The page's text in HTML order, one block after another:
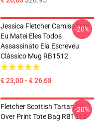
Jessica Fletcher Camisa Que
Eu Matei Eles Todos
Assassinato Ela Escreveu
Clássico Mug RB1512
€ 23,00 - € 26,68
-20%
Fletcher Scottish Tartan All
Over Print Tote Bag RB1512
-20%